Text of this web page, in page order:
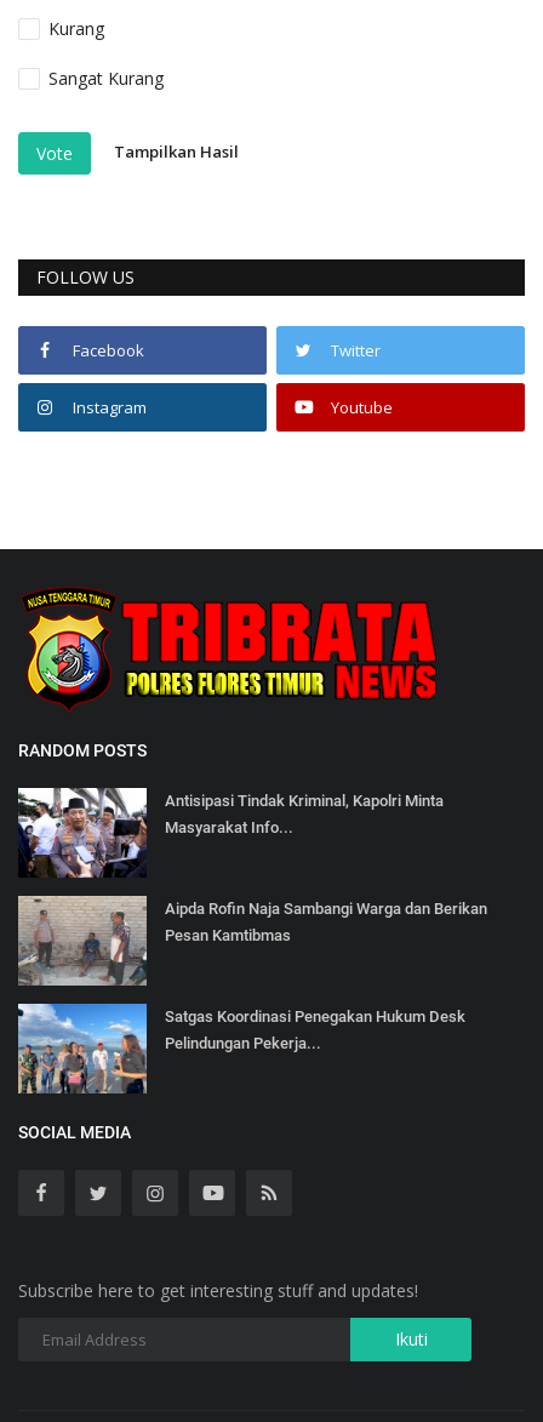
Kurang
Sangat Kurang
Vote Tampilkan Hasil
FOLLOW US
Facebook Twitter
Instagram Youtube
RANDOM POSTS
Antisipasi Tindak Kriminal, Kapolri Minta
Masyarakat Info...
Aipda Rofin Naja Sambangi Warga dan Berikan
Pesan Kamtibmas
Satgas Koordinasi Penegakan Hukum Desk
Pelindungan Pekerja...
SOCIAL MEDIA
Subscribe here to get interesting stuff and updates!